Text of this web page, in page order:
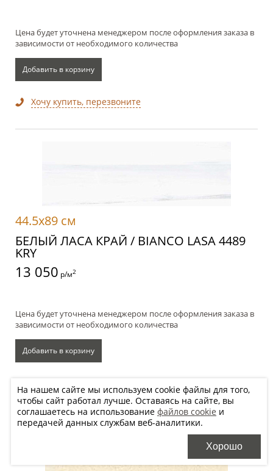
Цена будет уточнена менеджером после оформления заказа в
зависимости от необходимого количества
Добавить в корзину
Хочу купить, перезвоните
44.5x89 см
БЕЛЫЙ ЛАСА КРАЙ / BIANCO LASA 4489
KRY
13 050 р/м2
Цена будет уточнена менеджером после оформления заказа в
зависимости от необходимого количества
Добавить в корзину
На нашем сайте мы используем cookie файлы для того,
чтобы сайт работал лучше. Оставаясь на сайте, вы
соглашаетесь на использование файлов cookie и
передачей данных службам веб-аналитики.
Хорошо